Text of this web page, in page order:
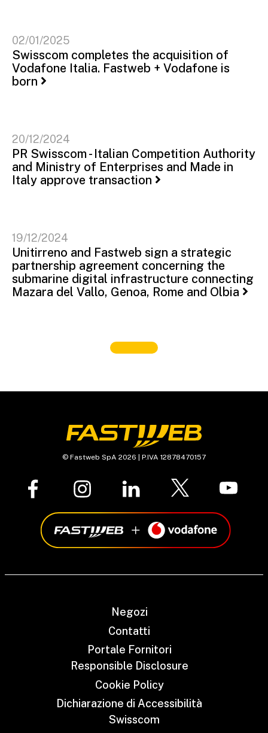
02/01/2025
Swisscom completes the acquisition of
Vodafone Italia. Fastweb + Vodafone is
born
20/12/2024
PR Swisscom - Italian Competition Authority
and Ministry of Enterprises and Made in
Italy approve transaction
19/12/2024
Unitirreno and Fastweb sign a strategic
partnership agreement concerning the
submarine digital infrastructure connecting
Mazara del Vallo, Genoa, Rome and Olbia
© Fastweb SpA 2026 | P.IVA 12878470157
Negozi
Contatti
Portale Fornitori
Responsible Disclosure
Cookie Policy
Dichiarazione di Accessibilità
Swisscom